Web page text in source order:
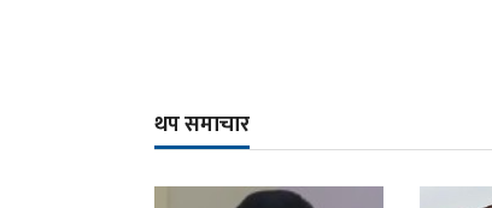
थप समाचार